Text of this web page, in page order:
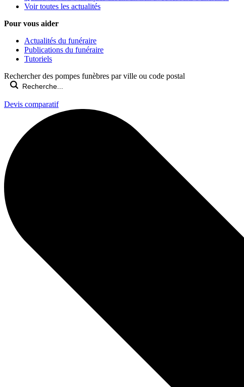
Voir toutes les actualités
Pour vous aider
Actualités du funéraire
Publications du funéraire
Tutoriels
Rechercher des pompes funèbres par ville ou code postal
Devis comparatif